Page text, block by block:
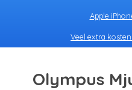
Apple
Veel extra
Olympus